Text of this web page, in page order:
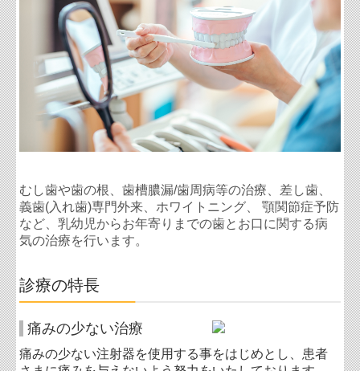
むし歯や歯の根、歯槽膿漏/歯周病等の治療、差し歯、
義歯(入れ歯)専門外来
ホワイトニング 顎関節症予防
など、乳幼児からお年寄りまでの歯とお口に関する病
気の治療を行います。
診療の特長
痛みの少ない治療
痛みの少ない注射器を使用する事をはじめとし、患者